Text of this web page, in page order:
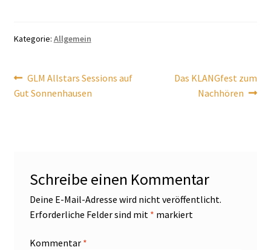
Kategorie: Allgemein
Beitragsnavigation
Vorheriger
Beitrag:
GLM Allstars Sessions auf
Gut Sonnenhausen
Nächster
Beitrag:
Das KLANGfest zum
Nachhören
Schreibe einen Kommentar
Deine E-Mail-Adresse wird nicht veröffentlicht.
Erforderliche Felder sind mit * markiert
Kommentar *